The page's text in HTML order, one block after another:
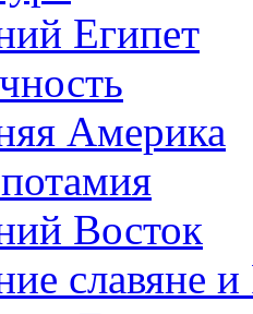
Египет
Америка
Восток
славяне и